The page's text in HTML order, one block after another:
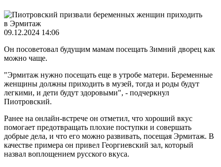
09.12.2024 14:06
Он посоветовал будущим мамам посещать Зимний дворец как
можно чаще.
"Эрмитаж нужно посещать еще в утробе матери. Беременные
женщины должны приходить в музей, тогда и роды будут
легкими, и дети будут здоровыми", - подчеркнул
Пиотровский.
Ранее на онлайн-встрече он отметил, что хороший вкус
помогает предотвращать плохие поступки и совершать
добрые дела, и что его можно развивать, посещая Эрмитаж. В
качестве примера он привел Георгиевский зал, который
назвал воплощением русского вкуса.